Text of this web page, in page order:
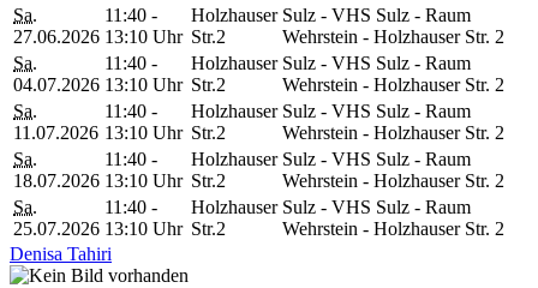
Sa.
27.06.2026
11:40 -
13:10 Uhr
Holzhauser
Str.2
Sulz - VHS Sulz - Raum
Wehrstein - Holzhauser Str. 2
Sa.
04.07.2026
11:40 -
13:10 Uhr
Holzhauser
Str.2
Sulz - VHS Sulz - Raum
Wehrstein - Holzhauser Str. 2
Sa.
11.07.2026
11:40 -
13:10 Uhr
Holzhauser
Str.2
Sulz - VHS Sulz - Raum
Wehrstein - Holzhauser Str. 2
Sa.
18.07.2026
11:40 -
13:10 Uhr
Holzhauser
Str.2
Sulz - VHS Sulz - Raum
Wehrstein - Holzhauser Str. 2
Sa.
25.07.2026
11:40 -
13:10 Uhr
Holzhauser
Str.2
Sulz - VHS Sulz - Raum
Wehrstein - Holzhauser Str. 2
Denisa Tahiri